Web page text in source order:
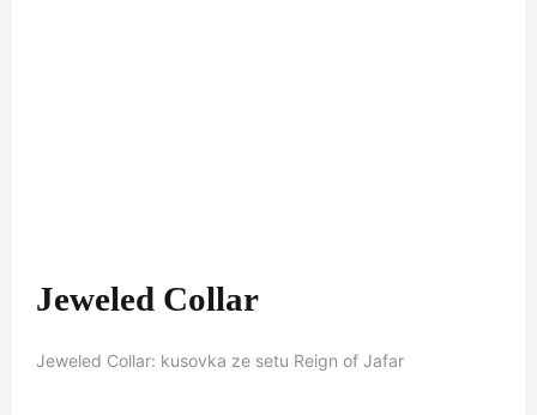
Jeweled Collar
Jeweled Collar: kusovka ze setu Reign of Jafar